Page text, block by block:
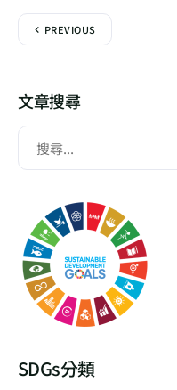
PREVIOUS
文章搜尋
SDGs分類